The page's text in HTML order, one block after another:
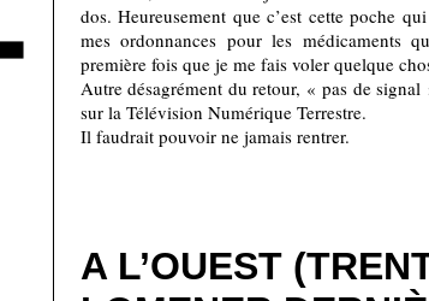
dos. Heureusement que c’est cette poche
mes ordonnances pour les médicaments
première fois que je me fais voler quelque
Autre désagrément du retour, « pas de
sur la Télévision Numérique Terrestre.
Il faudrait pouvoir ne jamais rentrer.
A L’OUEST